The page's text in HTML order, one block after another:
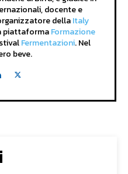
docente e
dellaItaly
piattaformaFormazione
Fermentazioni. Nel
beve.